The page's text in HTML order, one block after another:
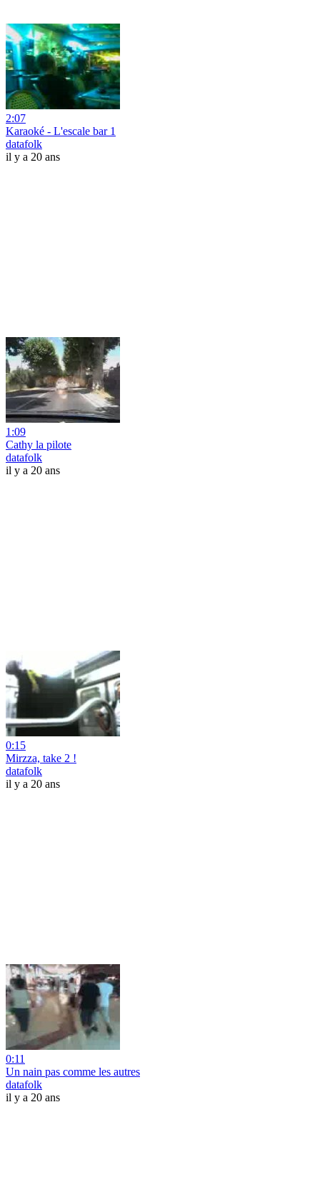
2:07
Karaoké - L'escale bar 1
datafolk
il y a 20 ans
1:09
Cathy la pilote
datafolk
il y a 20 ans
0:15
Mirzza, take 2 !
datafolk
il y a 20 ans
0:11
Un nain pas comme les autres
datafolk
il y a 20 ans